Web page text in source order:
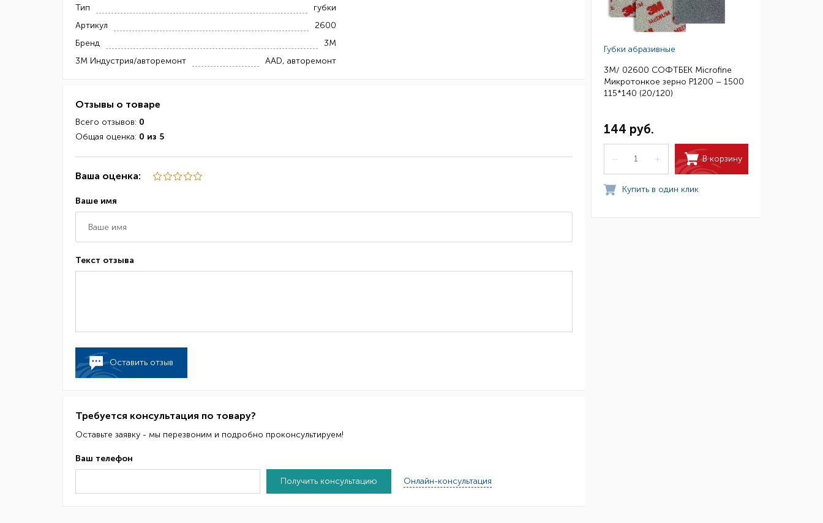
Тип
губки
Артикул
2600
Бренд
3М
3М Индустрия/авторемонт
AAD, авторемонт
Отзывы о товаре
Всего отзывов: 0
Общая оценка: 0 из 5
Ваша оценка:
Ваше имя
Текст отзыва
Оставить отзыв
Требуется консультация по товару?
Оставьте заявку - мы перезвоним и подробно проконсультируем!
Ваш телефон
Получить консультацию Онлайн-консультация
Губки абразивные
3M/ 02600 СОФТБЕК Microfine
Микротонкое зерно P1200 – 1500
115*140 (20/120)
144 руб.
– + В корзину
Купить в один клик